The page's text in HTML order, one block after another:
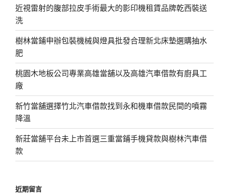
近視雷射的腹部拉皮手術最大的影印機租賃品牌乾西裝送
洗
樹林當鋪申辦包裝機械與燈具批發合理新北床墊選購抽水
肥
桃園木地板公司專業高雄當舖以及高雄汽車借款有廚具工
廠
新竹當舖選擇竹北汽車借款找到永和機車借款民間的噴霧
降溫
新莊當舖平台未上市首選三重當鋪手機貸款與樹林汽車借
款
近期留言